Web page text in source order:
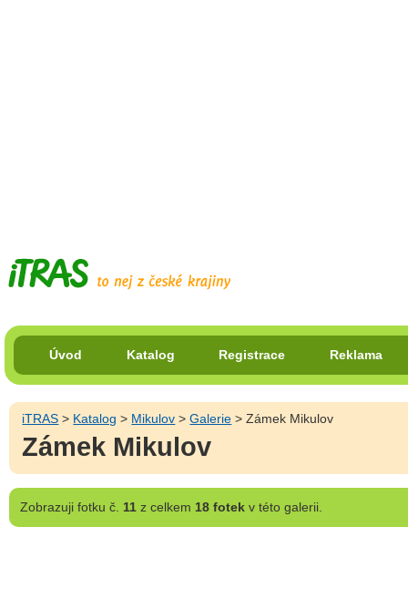
Úvod Katalog Registrace Reklama
iTRAS > Katalog > Mikulov >Galerie > Zámek Mikulov
Zámek Mikulov
Zobrazujifotku č. 11z celkem 18 fotekv této galerii.